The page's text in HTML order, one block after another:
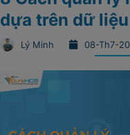
dựa trên dữ
Lý Minh 08-Th7-